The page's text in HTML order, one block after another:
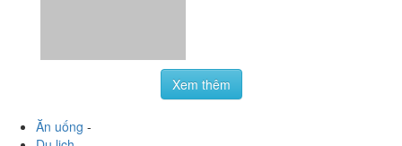
Vui chơi-
Dịch vụ